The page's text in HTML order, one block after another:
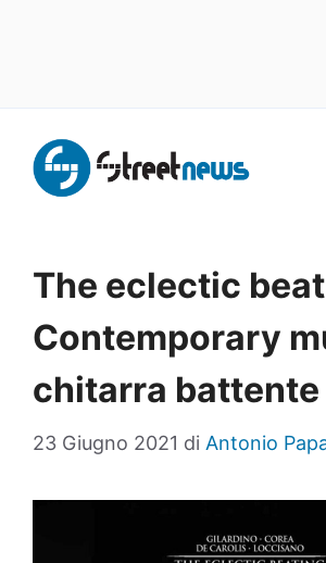
contenuto
The eclectic
Contemporary
chitarra battente
23 Giugno 2021 di Antonio